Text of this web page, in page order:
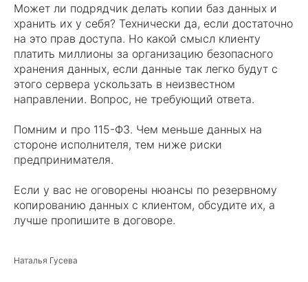
Может ли подрядчик делать копии баз данных и
хранить их у себя? Технически да, если достаточно
на это прав доступа. Но какой смысл клиенту
платить миллионы за организацию безопасного
хранения данных, если данные так легко будут с
этого сервера ускользать в неизвестном
направлении. Вопрос, не требующий ответа.
Помним и про 115-ФЗ. Чем меньше данных на
стороне исполнителя, тем ниже риски
предпринимателя.
Если у вас не оговорены нюансы по резервному
копированию данных с клиентом, обсудите их, а
лучше пропишите в договоре.
Наталья Гусева